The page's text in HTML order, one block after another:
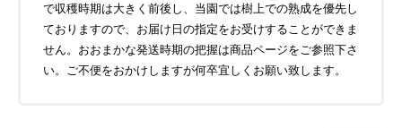
で収穫時期は大きく前後し、当園では樹上での熟成を優先し
ておりますので、お届け日の指定をお受けすることができま
せん。おおまかな発送時期の把握は商品ページをご参照下さ
い。ご不便をおかけしますが何卒宜しくお願い致します。